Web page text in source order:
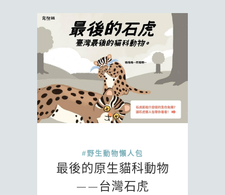
#野生動物懶人包
最後的原生貓科動物
——台灣石虎